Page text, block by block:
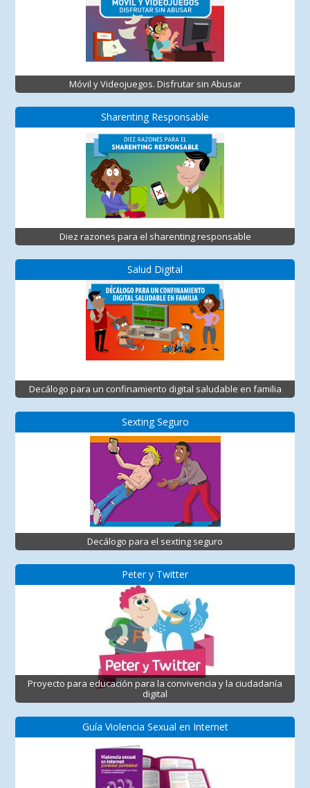
Móvil y Videojuegos. Disfrutar sin Abusar
Sharenting Responsable
Diez razones para el sharenting responsable
Salud Digital
Decálogo para un confinamiento digital saludable en familia
Sexting Seguro
Decálogo para el sexting seguro
Peter y Twitter
Proyecto para educación para la convivencia y la ciudadanía
digital
Guía Violencia Sexual en Internet